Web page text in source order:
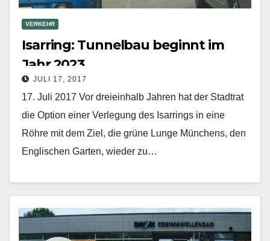
VERKEHR
Isarring: Tunnelbau beginnt im
Jahr 2023
JULI 17, 2017
17. Juli 2017 Vor dreieinhalb Jahren hat der Stadtrat
die Option einer Verlegung des Isarrings in eine
Röhre mit dem Ziel, die grüne Lunge Münchens, den
Englischen Garten, wieder zu…